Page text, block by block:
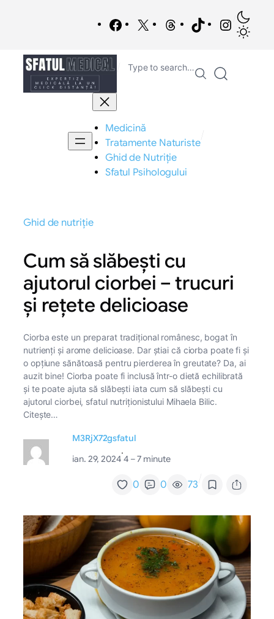
Facebook
X ThreadsTikTok
Type to search…
Medicină
Tratamente Naturiste
Ghid de Nutriție
Sfatul Psihologului
Ghid de nutriție
Cum să slăbești cu
ajutorul ciorbei – trucuri
și rețete delicioase
Ciorba este un preparat tradițional românesc, bogat în
nutrienți și arome delicioase. Dar știai că ciorba poate fi și
o opțiune sănătoasă pentru pierderea în greutate? Da, ai
auzit bine! Ciorba poate fi inclusă într-o dietă echilibrată
și te poate ajuta să slăbești iata cum să slăbești cu
ajutorul ciorbei, sfatul nutriționistului Mihaela Bilic.
Citește…
M3RjX72gsfatul
ian. 29, 2024
·
4 – 7 minute
0 0 73